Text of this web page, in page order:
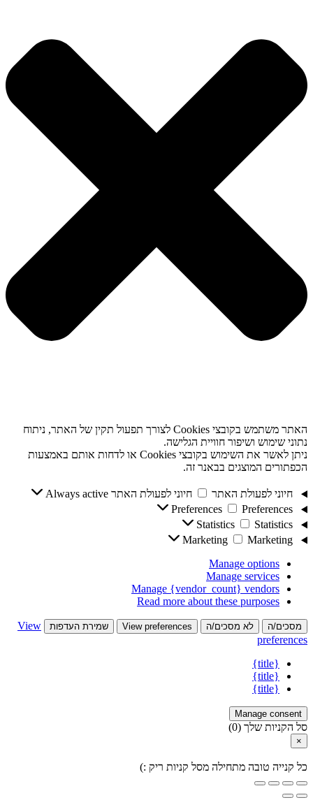
האתר משתמש בקובצי Cookies לצורך תפעול תקין של האתר, ניתוח
נתוני שימוש ושיפור חוויית הגלישה.
ניתן לאשר את השימוש בקובצי Cookies או לדחות אותם באמצעות
הכפתורים המוצגים בבאנר זה.
חיוני לפעולת האתר חיוני לפעולת האתר Always active
Preferences
Preferences
Statistics
Statistics
Marketing
Marketing
Manage options
Manage services
Manage {vendor_count} vendors
Read more about these purposes
מסכים/ה לא מסכים/ה View preferences שמירת העדפות
View
preferences
{title}
{title}
{title}
Manage consent
סל הקניות שלך (0)
×
כל קנייה טובה מתחילה מסל קניות ריק :)